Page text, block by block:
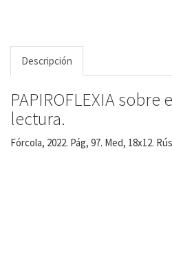
Descripción
PAPIROFLEXIA sobre
lectura.
Fórcola, 2022. Pág, 97. Med, 18x12.